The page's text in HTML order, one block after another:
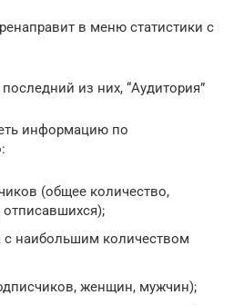
в меню статистики с
из них, “Аудитория”
информацию по
(общее количество,
с наибольшим количеством
женщин, мужчин);